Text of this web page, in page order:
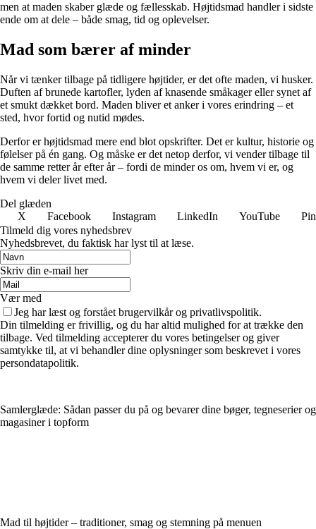
men at maden skaber glæde og fællesskab. Højtidsmad handler i sidste
ende om at dele – både smag, tid og oplevelser.
Mad som bærer af minder
Når vi tænker tilbage på tidligere højtider, er det ofte maden, vi husker.
Duften af brunede kartofler, lyden af knasende småkager eller synet af
et smukt dækket bord. Maden bliver et anker i vores erindring – et
sted, hvor fortid og nutid mødes.
Derfor er højtidsmad mere end blot opskrifter. Det er kultur, historie og
følelser på én gang. Og måske er det netop derfor, vi vender tilbage til
de samme retter år efter år – fordi de minder os om, hvem vi er, og
hvem vi deler livet med.
Del glæden
X
Facebook Instagram LinkedIn YouTube
Tilmeld dig vores nyhedsbrev
Nyhedsbrevet, du faktisk har lyst til at læse.
Skriv din e-mail her
Vær med
Jeg har læst og forstået brugervilkår og privatlivspolitik.
Din tilmelding er frivillig, og du har altid mulighed for at trække den
tilbage. Ved tilmelding accepterer du vores betingelser og giver
samtykke til, at vi behandler dine oplysninger som beskrevet i vores
persondatapolitik.
Samlerglæde: Sådan passer du på og bevarer dine bøger, tegneserier og
magasiner i topform
Mad til højtider – traditioner, smag og stemning på menuen